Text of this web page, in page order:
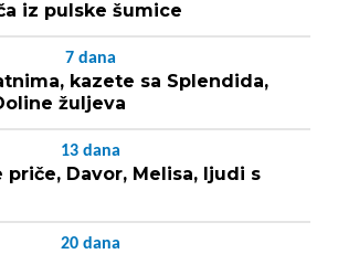
iz pulske šumice
7 dana
kazete sa Splendida,
žuljeva
13 dana
priče, Davor, Melisa, ljudi s
20 dana